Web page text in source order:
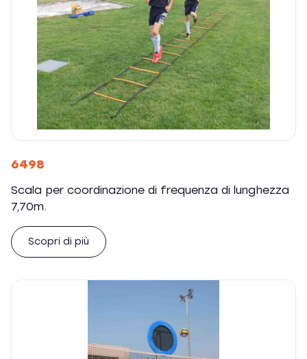
6498
Scala per coordinazione di frequenza di lunghezza
7,70m.
Scopri di più